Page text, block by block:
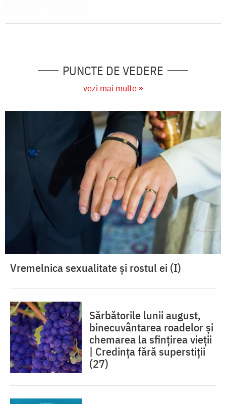
PUNCTE DE VEDERE
vezi mai multe »
Vremelnica sexualitate și rostul ei (I)
Sărbătorile lunii august,
binecuvântarea roadelor și
chemarea la sfințirea vieții
| Credința fără superstiții
(27)